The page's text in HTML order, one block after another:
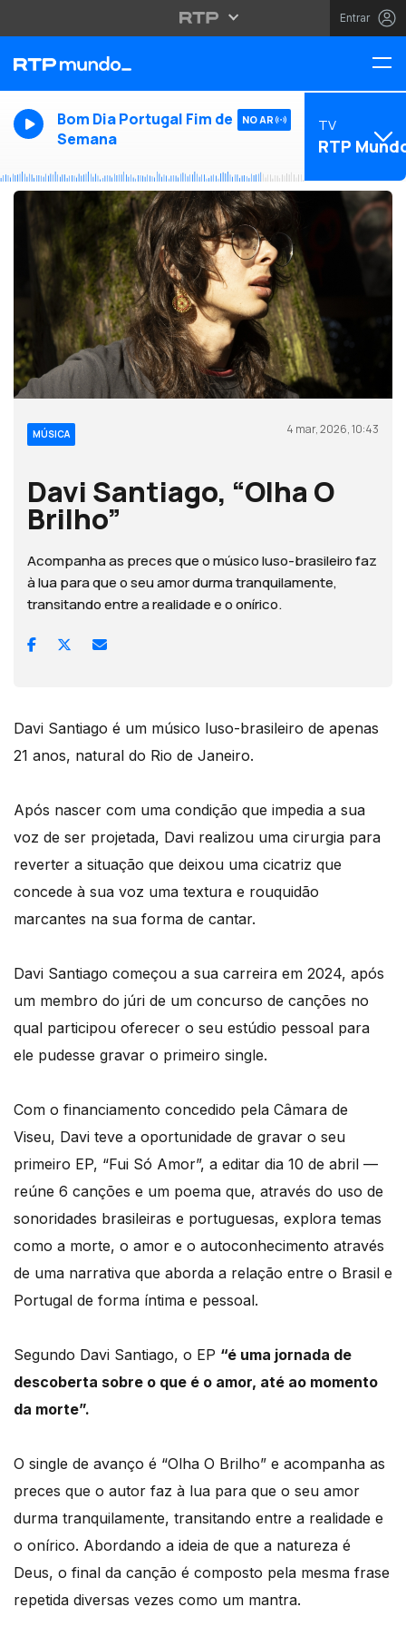
Entrar
Bom Dia Portugal Fim de
Semana
NO AR TV
RTP
MÚSICA 4 mar, 2026, 10:43
Davi Santiago, “Olha O
Brilho”
Acompanha as preces que o músico luso-brasileiro faz
à lua para que o seu amor durma tranquilamente,
transitando entre a realidade e o onírico.
Davi Santiago é um músico luso-brasileiro de apenas
21 anos, natural do Rio de Janeiro.
Após nascer com uma condição que impedia a sua
voz de ser projetada, Davi realizou uma cirurgia para
reverter a situação que deixou uma cicatriz que
concede à sua voz uma textura e rouquidão
marcantes na sua forma de cantar.
Davi Santiago começou a sua carreira em 2024, após
um membro do júri de um concurso de canções no
qual participou oferecer o seu estúdio pessoal para
ele pudesse gravar o primeiro single.
Com o financiamento concedido pela Câmara de
Viseu, Davi teve a oportunidade de gravar o seu
primeiro EP, “Fui Só Amor”, a editar dia 10 de abril —
reúne 6 canções e um poema que, através do uso de
sonoridades brasileiras e portuguesas, explora temas
como a morte, o amor e o autoconhecimento através
de uma narrativa que aborda a relação entre o Brasil e
Portugal de forma íntima e pessoal.
Segundo Davi Santiago, o EP “é uma jornada de
descoberta sobre o que é o amor, até ao momento
da morte”.
O single de avanço é “Olha O Brilho” e acompanha as
preces que o autor faz à lua para que o seu amor
durma tranquilamente, transitando entre a realidade e
o onírico. Abordando a ideia de que a natureza é
Deus, o final da canção é composto pela mesma frase
repetida diversas vezes como um mantra.